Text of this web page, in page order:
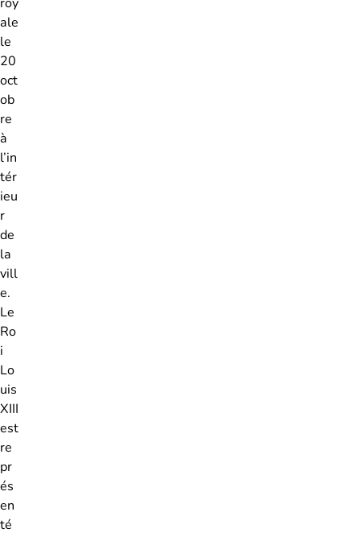
ale
le
20
oct
ob
re
à
l’in
tér
ieu
r
de
la
vill
e.
Le
Ro
i
Lo
uis
XIII
est
re
pr
és
en
té